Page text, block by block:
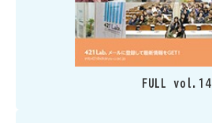
FULL vol.14